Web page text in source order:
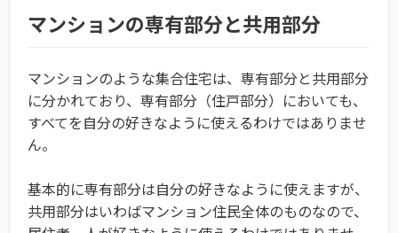
​マンションの専有部分と共用部分
マンションのような集合住宅は、専有部分と共用部分
に分かれており、専有部分（住戸部分）においても、
すべてを自分の好きなように使えるわけではありませ
ん。
基本的に専有部分は自分の好きなように使えますが、
共用部分はいわばマンション住民全体のものなので、